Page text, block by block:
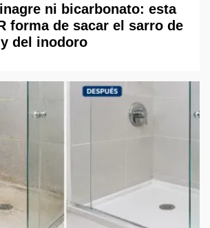
ni bicarbonato: esta
forma de sacar el sarro de
del inodoro